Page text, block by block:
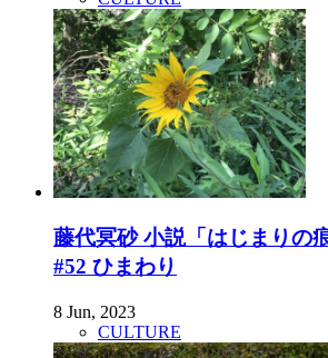
藤代冥砂 小説「はじまりの
#52 ひまわり
8 Jun, 2023
CULTURE